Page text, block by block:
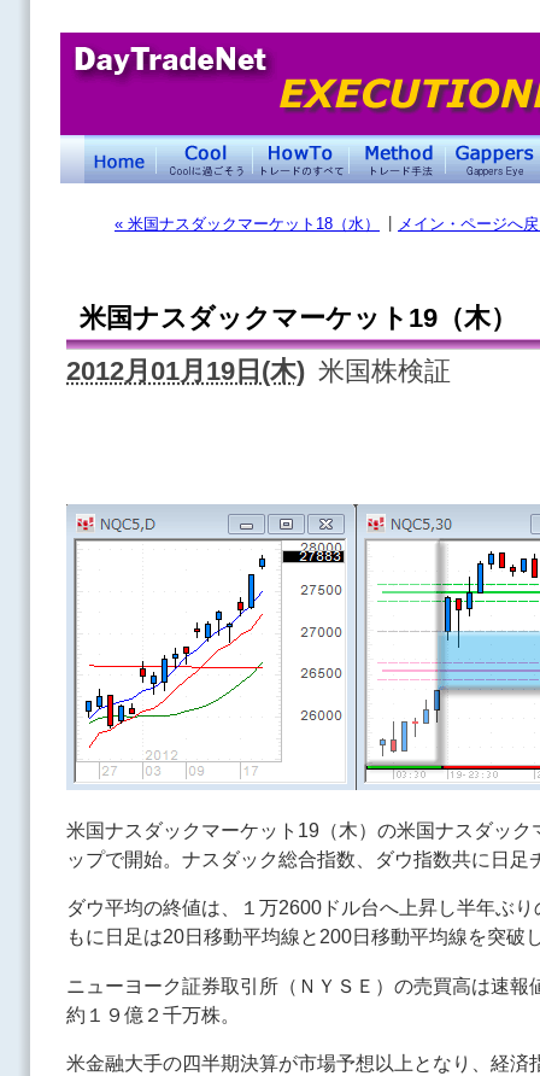
« 米国ナスダックマーケット18（水） メイン・ページへ
米国ナスダックマーケット19（木）
2012月01月19日(木) 米国株検証
米国ナスダックマーケット19（木）の米国ナスダッ
ップで開始。ナスダック総合指数、ダウ指数共に日
ダウ平均の終値は、１万2600ドル台へ上昇し半年ぶ
もに日足は20日移動平均線と200日移動平均線を突破
ニューヨーク証券取引所（ＮＹＳＥ）の売買高は速
約１９億２千万株。
米金融大手の四半期決算が市場予想以上となり、経